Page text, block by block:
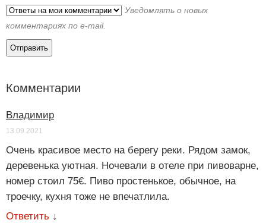
Уведомлять о новых
комментариях по e-mail.
Комментарии
Владимир
13.09.2021
Очень красивое место на берегу реки. Рядом замок,
деревенька уютная. Ночевали в отеле при пивоварне,
номер стоил 75€. Пиво простенькое, обычное, на
троечку, кухня тоже не впечатлила.
Ответить ↓